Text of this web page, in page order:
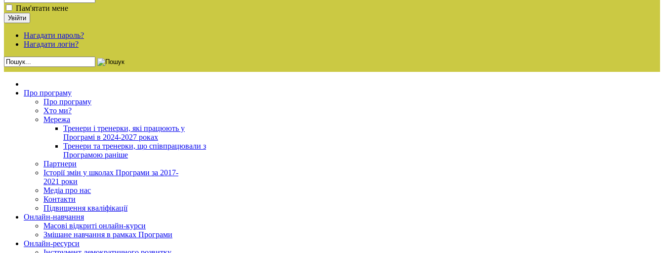
Пам'ятати мене
Нагадати пароль?
Нагадати логін?
Про програму
Про програму
Хто ми?
Мережа
Тренери і тренерки, які працюють у
Програмі в 2024-2027 роках
Тренери та тренерки, що співпрацювали з
Програмою раніше
Партнери
Історії змін у школах Програми за 2017-
2021 роки
Медіа про нас
Контакти
Підвищення кваліфікації
Онлайн-навчання
Масові відкриті онлайн-курси
Змішане навчання в рамках Програми
Онлайн-ресурси